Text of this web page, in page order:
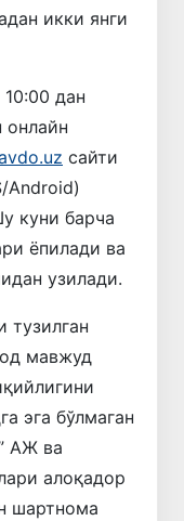
икки янги
дан
онлайн
сайти
Android)
куни барча
ёпилади ва
узилади.
тузилган
мавжуд
эга бўлмаган
АЖ ва
алоқадор
шартнома